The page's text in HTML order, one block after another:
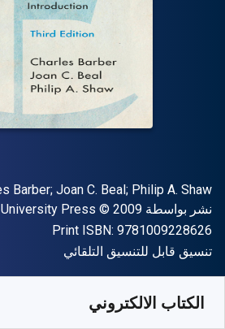
المؤلف (المؤلفون)
Barber; Joan C. Beal; Philip A. Shaw
الناشر
نشر بواسطة Press
حقوق الطبع © 2009
Print ISBN: 9781009228626
شكل
تنسيق قابل للتنسيق التلقائي
الكتاب الالكتروني